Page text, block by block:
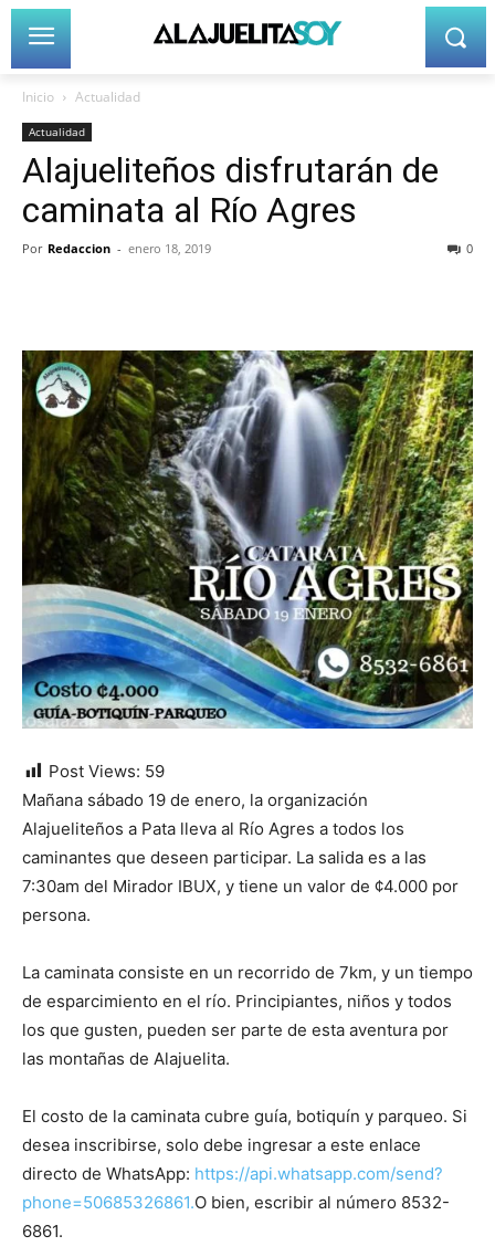
Inicio Actualidad
Actualidad
Alajueliteños disfrutarán de
caminata al Río Agres
Por Redaccion - enero 18, 2019 0
Post Views: 59
Mañana sábado 19 de enero, la organización
Alajueliteños a Pata lleva al Río Agres a todos los
caminantes que deseen participar. La salida es a las
7:30am del Mirador IBUX, y tiene un valor de ¢4.000 por
persona.
La caminata consiste en un recorrido de 7km, y un tiempo
de esparcimiento en el río. Principiantes, niños y todos
los que gusten, pueden ser parte de esta aventura por
las montañas de Alajuelita.
El costo de la caminata cubre guía, botiquín y parqueo. Si
desea inscribirse, solo debe ingresar a este enlace
directo de WhatsApp: https://api.whatsapp.com/send?
phone=50685326861.O bien, escribir al número 8532-
6861.